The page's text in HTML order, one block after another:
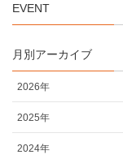
EVENT
月別アーカイブ
2026年
2025年
2024年